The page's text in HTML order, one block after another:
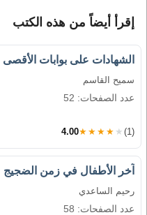
إقرأ أيضاً من هذه الكتب
الشهادات على بوابات الأقصى
سميح القاسم
عدد الصفحات: 52
4.00★★★★★ (1)
آخر الأطفال في زمن الضجيج
رحيم الساعدي
عدد الصفحات: 58